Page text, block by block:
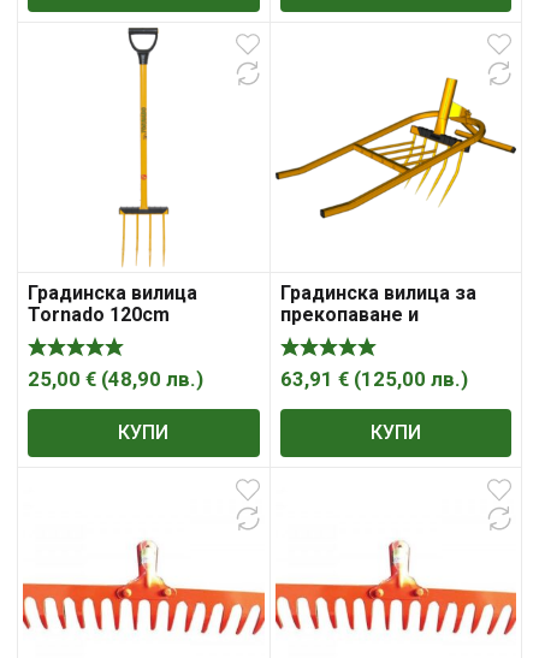
Градинска вилица
Tornado 120cm
25,00 € (48,90 лв.)
КУПИ
Градинска вилица за
прекопаване и
отстраняване на
плевели Soil ripper-
pitchfork
63,91 € (125,00 лв.)
КУПИ